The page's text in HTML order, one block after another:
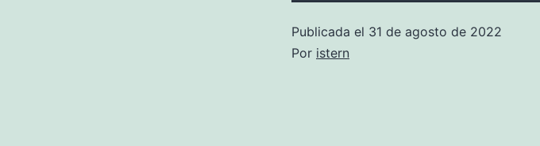
Publicada el 31 de agosto de 2022
Por istern